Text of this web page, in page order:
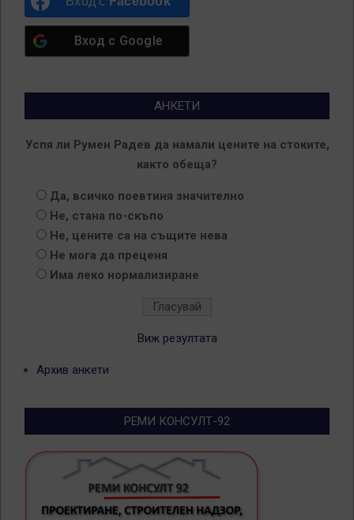
Вход с Google
АНКЕТИ
Успя ли Румен Радев да намали цените на стоките,
както обеща?
Да, всичко поевтиня значително
Не, стана по-скъпо
Не, цените са на същите нева
Не мога да преценя
Има леко нормализиране
Виж резултата
Архив анкети
РЕМИ КОНСУЛТ-92